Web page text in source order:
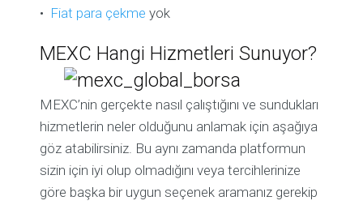
• Fiat para çekme yok
MEXC Hangi Hizmetleri Sunuyor?
MEXC’nin gerçekte nasıl çalıştığını ve sundukları
hizmetlerin neler olduğunu anlamak için aşağıya
göz atabilirsiniz. Bu aynı zamanda platformun
sizin için iyi olup olmadığını veya tercihlerinize
göre başka bir uygun seçenek aramanız gerekip